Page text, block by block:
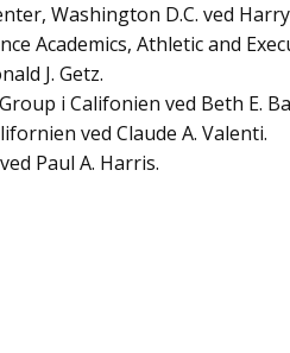
Washington D.C. ved
Academics, Athletic and
J. Getz.
i Califonien ved Beth E.
ved Claude A. Valenti.
Paul A. Harris.